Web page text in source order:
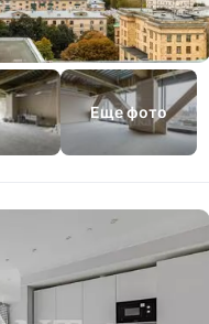
Еще фото